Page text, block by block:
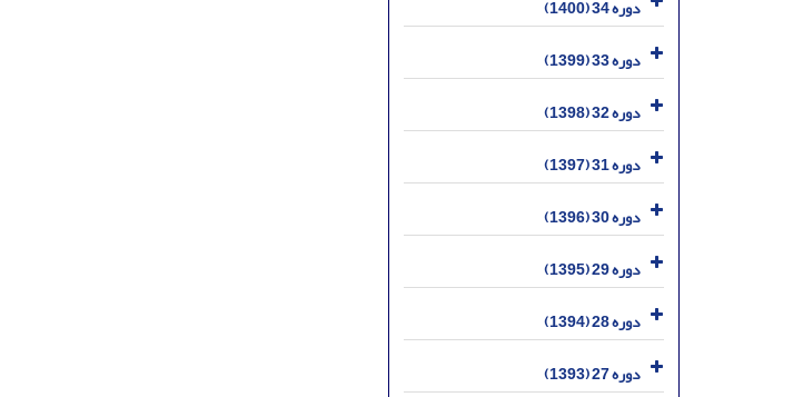
دوره 34 (1400)
دوره 33 (1399)
دوره 32 (1398)
دوره 31 (1397)
دوره 30 (1396)
دوره 29 (1395)
دوره 28 (1394)
دوره 27 (1393)